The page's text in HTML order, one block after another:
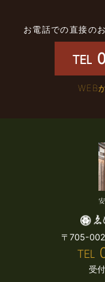
お電話での直接の
TEL
WEB
〒705-
TEL
受